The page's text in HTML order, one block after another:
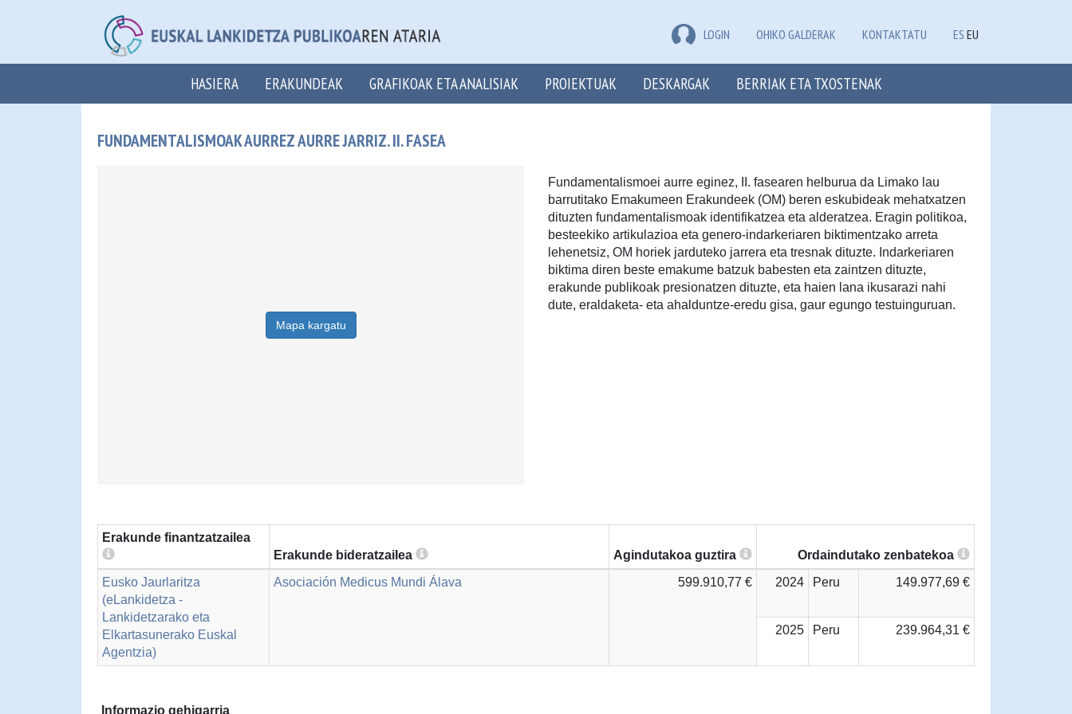
LOGIN OHIKO GALDERAK KONTAKTATU ES EU
HASIERA ERAKUNDEAK GRAFIKOAK ETA ANALISIAK PROIEKTUAK DESKARGAK BERRIAK ETA TXOSTENAK
FUNDAMENTALISMOAK AURREZ AURRE JARRIZ. II. FASEA
Mapa kargatu
Fundamentalismoei aurre eginez, II. fasearen helburua da Limako lau
barrutitako Emakumeen Erakundeek (OM) beren eskubideak mehatxatzen
dituzten fundamentalismoak identifikatzea eta alderatzea. Eragin politikoa,
besteekiko artikulazioa eta genero-indarkeriaren biktimentzako arreta
lehenetsiz, OM horiek jarduteko jarrera eta tresnak dituzte. Indarkeriaren
biktima diren beste emakume batzuk babesten eta zaintzen dituzte,
erakunde publikoak presionatzen dituzte, eta haien lana ikusarazi nahi
dute, eraldaketa- eta ahalduntze-eredu gisa, gaur egungo testuinguruan.
Erakunde finantzatzailea
Erakunde bideratzailea
Agindutakoa guztira
Ordaindutako zenbatekoa
Eusko Jaurlaritza
(eLankidetza -
Lankidetzarako eta
Elkartasunerako Euskal
Agentzia)
Asociación Medicus Mundi Álava 599.910,77 € 2024 Peru 149.977,69 €
2025 Peru 239.964,31 €
Informazio gehigarria